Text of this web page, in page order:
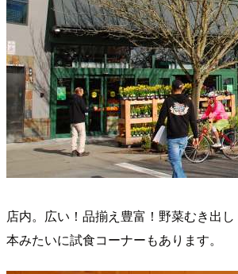
店内。広い！品揃え豊富！野菜むき出
本みたいに試食コーナーもあります。